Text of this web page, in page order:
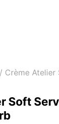
/ Crème Atelier
Soft